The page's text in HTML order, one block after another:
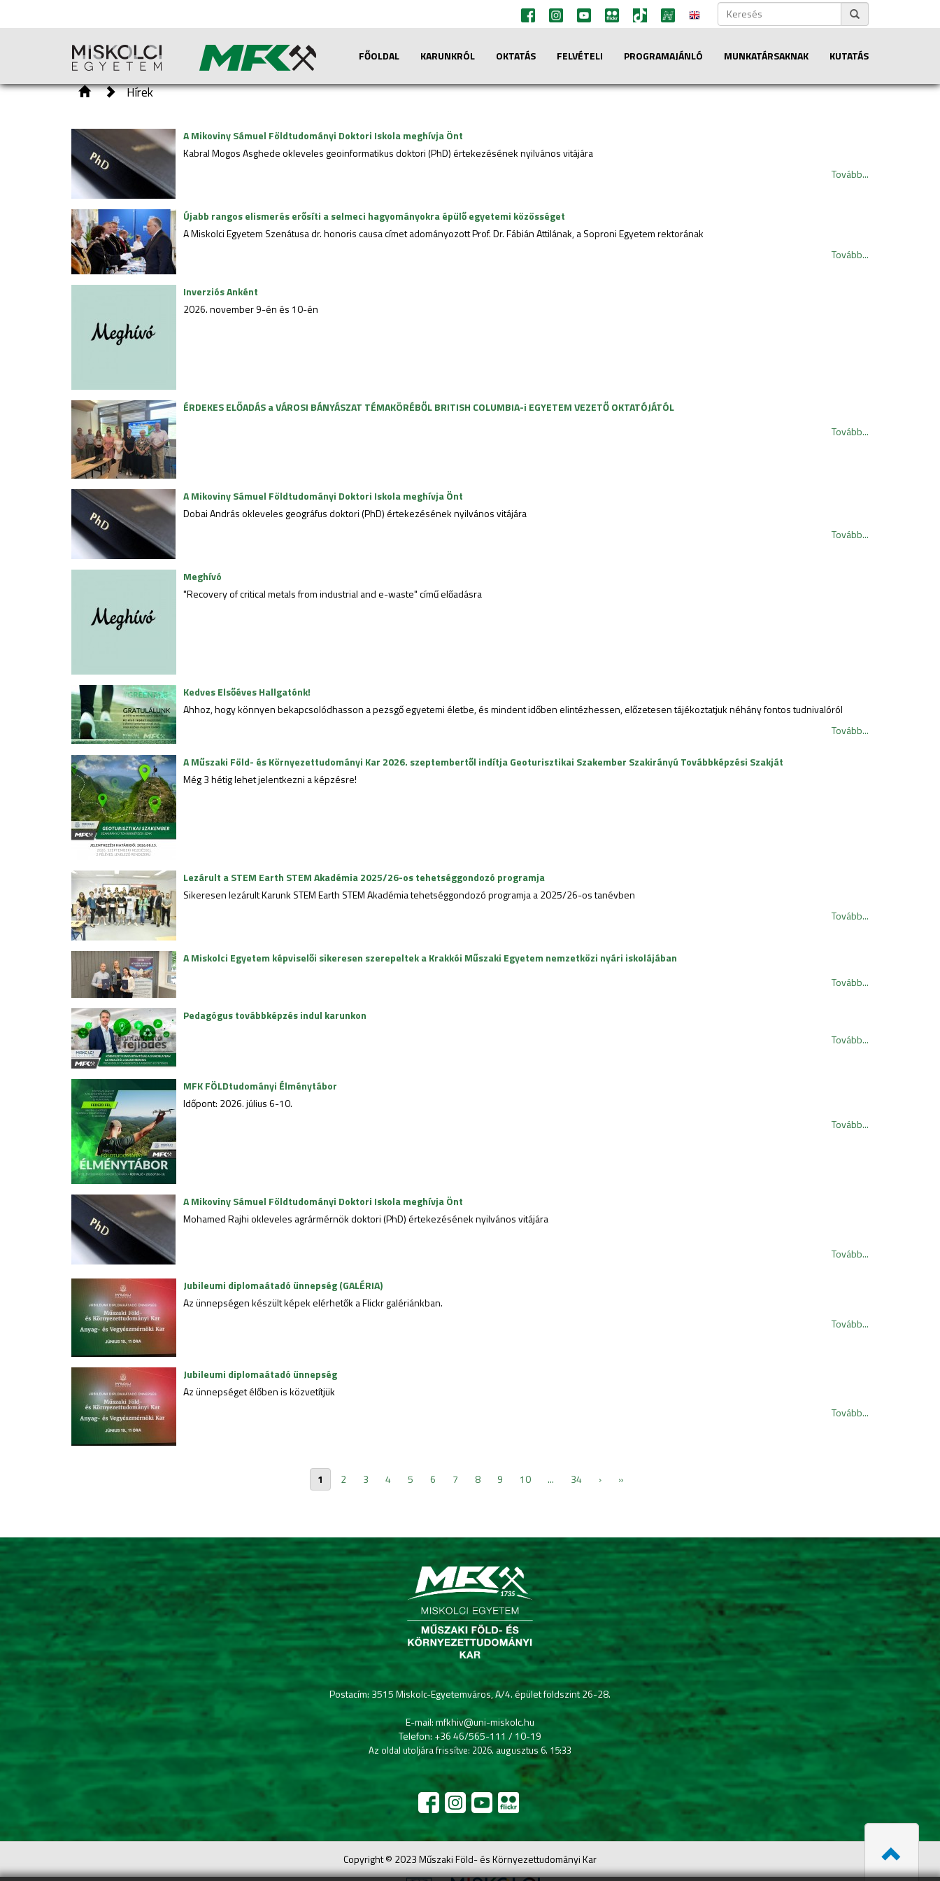
FŐOLDAL KARUNKRÓL OKTATÁS FELVÉTELI PROGRAMAJÁNLÓ MUNKATÁRSAKNAK KUTATÁS
Hírek
A Mikoviny Sámuel Földtudományi Doktori Iskola meghívja Önt
Kabral Mogos Asghede okleveles geoinformatikus doktori (PhD) értekezésének nyilvános vitájára
Tovább...
Újabb rangos elismerés erősíti a selmeci hagyományokra épülő egyetemi közösséget
A Miskolci Egyetem Szenátusa dr. honoris causa címet adományozott Prof. Dr. Fábián Attilának, a Soproni Egyetem rektorának
Tovább...
Inverziós Anként
2026. november 9-én és 10-én
ÉRDEKES ELŐADÁS a VÁROSI BÁNYÁSZAT TÉMAKÖRÉBŐL BRITISH COLUMBIA-i EGYETEM VEZETŐ OKTATÓJÁTÓL
Tovább...
A Mikoviny Sámuel Földtudományi Doktori Iskola meghívja Önt
Dobai András okleveles geográfus doktori (PhD) értekezésének nyilvános vitájára
Tovább...
Meghívó
"Recovery of critical metals from industrial and e-waste" című előadásra
Kedves Elsőéves Hallgatónk!
Ahhoz, hogy könnyen bekapcsolódhasson a pezsgő egyetemi életbe, és mindent időben elintézhessen, előzetesen tájékoztatjuk néhány fontos tudnivalóról
Tovább...
A Műszaki Föld- és Környezettudományi Kar 2026. szeptembertől indítja Geoturisztikai Szakember Szakirányú Továbbképzési Szakját
Még 3 hétig lehet jelentkezni a képzésre!
Lezárult a STEM Earth STEM Akadémia 2025/26-os tehetséggondozó programja
Sikeresen lezárult Karunk STEM Earth STEM Akadémia tehetséggondozó programja a 2025/26-os tanévben
Tovább...
A Miskolci Egyetem képviselői sikeresen szerepeltek a Krakkói Műszaki Egyetem nemzetközi nyári iskolájában
Tovább...
Pedagógus továbbképzés indul karunkon
Tovább...
MFK FÖLDtudományi Élménytábor
Időpont: 2026. július 6-10.
Tovább...
A Mikoviny Sámuel Földtudományi Doktori Iskola meghívja Önt
Mohamed Rajhi okleveles agrármérnök doktori (PhD) értekezésének nyilvános vitájára
Tovább...
Jubileumi diplomaátadó ünnepség (GALÉRIA)
Az ünnepségen készült képek elérhetők a Flickr galériánkban.
Tovább...
Jubileumi diplomaátadó ünnepség
Az ünnepséget élőben is közvetítjük
Tovább...
1 2 3 4 5 6 7 8 9 10 ... 34 › »
Postacím: 3515 Miskolc-Egyetemváros, A/4. épület földszint 26-28.
E-mail: mfkhiv@uni-miskolc.hu
Telefon: +36 46/565-111 / 10-19
Az oldal utoljára frissítve: 2026. augusztus 6. 15:33
Copyright © 2023 Műszaki Föld- és Környezettudományi Kar